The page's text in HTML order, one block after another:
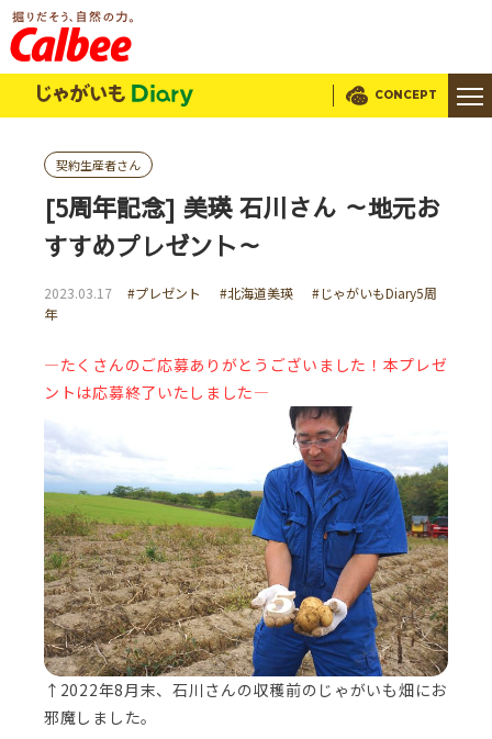
じゃがいもDialy CONCEPT
契約生産者さん
[5周年記念] 美瑛 石川さん ～地元お
すすめプレゼント～
2023.03.17 #プレゼント #北海道美瑛
#じゃがいもDiary5周
年
―たくさんのご応募ありがとうございました！本プレゼ
ントは応募終了いたしました―
↑2022年8月末、石川さんの収穫前のじゃがいも畑にお
邪魔しました。